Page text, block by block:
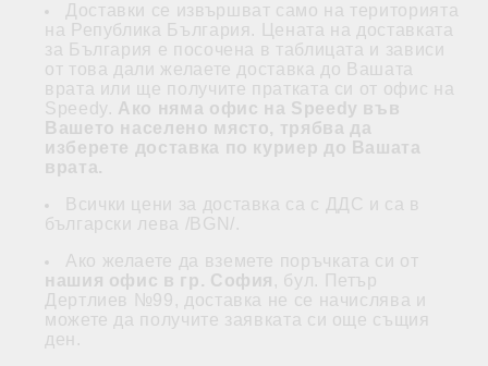
Доставки се извършват само на територията
на Република България. Цената на доставката
за България е посочена в таблицата и зависи
от това дали желаете доставка до Вашата
врата или ще получите пратката си от офис на
Speedy. Ако няма офис на Speedy във
Вашето населено място, трябва да
изберете доставка по куриер до Вашата
врата.
Всички цени за доставка са с ДДС и са в
български лева /BGN/.
Ако желаете да вземете поръчката си от
нашия офис в гр. София , бул. Петър
Дертлиев №99, доставка не се начислява и
можете да получите заявката си още същия
ден.